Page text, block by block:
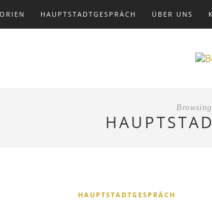
HAUPTSTADTGESPRÄCH ÜBER UNS
HAUPTSTADTGESPRÄCH